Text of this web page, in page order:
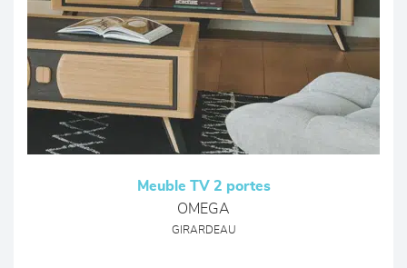
Meuble TV 2 portes
OMEGA
GIRARDEAU